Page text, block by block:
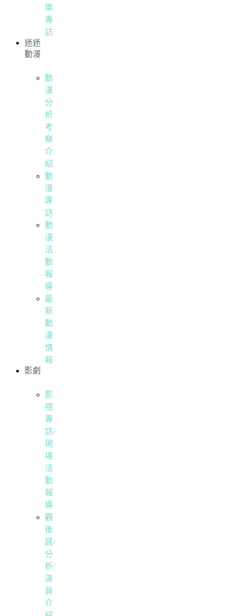
樂
專
訪
迷迷
動漫
動
漫
分
析
考
察
介
紹
動
漫
專
訪
動
漫
活
動
報
導
最
新
動
漫
情
報
影劇
影
視
專
訪/
現
場
活
動
報
導
觀
後
感/
分
析/
演
員
介